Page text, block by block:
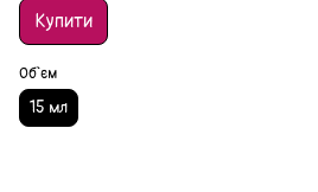
Купити
Об`єм
15 мл